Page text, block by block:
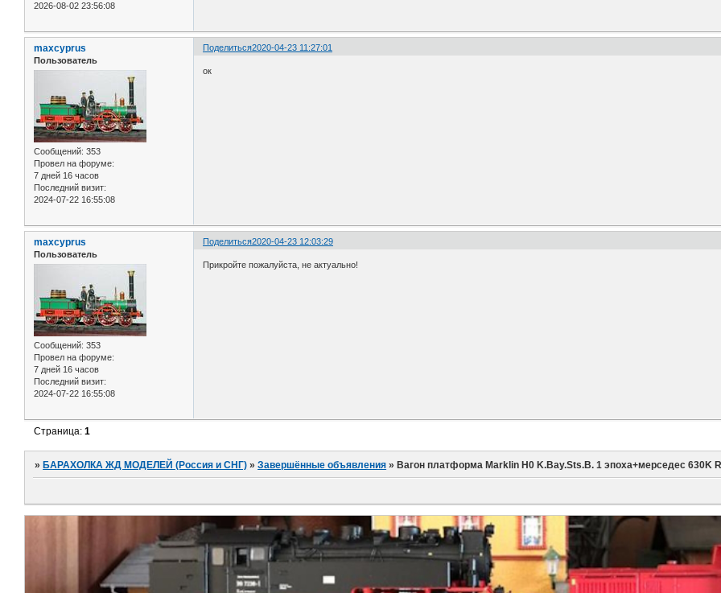
2026-08-02 23:56:08
Поделиться2020-04-23 11:27:01
maxcyprus
Пользователь
Сообщений: 353
Провел на форуме:
7 дней 16 часов
Последний визит:
2024-07-22 16:55:08
ок
Поделиться2020-04-23 12:03:29
maxcyprus
Пользователь
Сообщений: 353
Провел на форуме:
7 дней 16 часов
Последний визит:
2024-07-22 16:55:08
Прикройте пожалуйста, не актуально!
Страница:1
»БАРАХОЛКА ЖД МОДЕЛЕЙ (Россия и СНГ) »Завершённые объявления »Вагон платформа Marklin H0 K.Bay.Sts.B. 1 эпоха+мерседес 630K